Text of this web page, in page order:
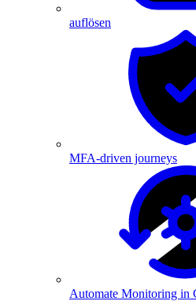
auflösen
MFA-driven journeys
Automate Monitoring in